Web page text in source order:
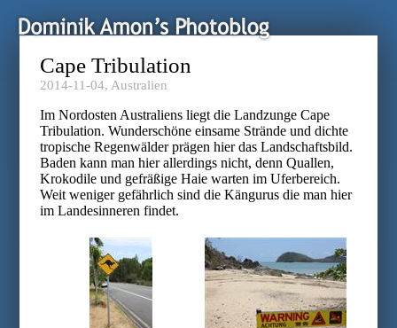
Cape Tribulation
2014-11-04, Australien
Im Nordosten Australiens liegt die Landzunge Cape
Tribulation. Wunderschöne einsame Strände und dichte
tropische Regenwälder prägen hier das Landschaftsbild.
Baden kann man hier allerdings nicht, denn Quallen,
Krokodile und gefräßige Haie warten im Uferbereich.
Weit weniger gefährlich sind die Kängurus die man hier
im Landesinneren findet.